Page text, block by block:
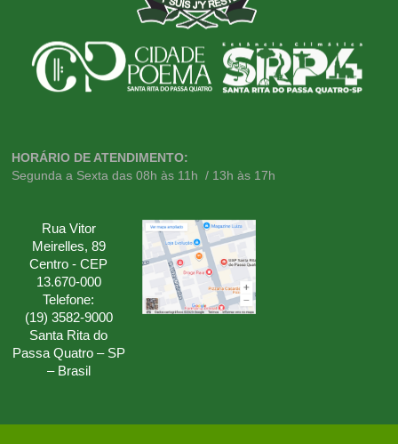
HORÁRIO DE ATENDIMENTO:
Segunda a Sexta das 08h às 11h / 13h às 17h
Rua Vitor
Meirelles, 89
Centro - CEP
13.670-000
Telefone:
(19) 3582-9000
Santa Rita do
Passa Quatro – SP
– Brasil